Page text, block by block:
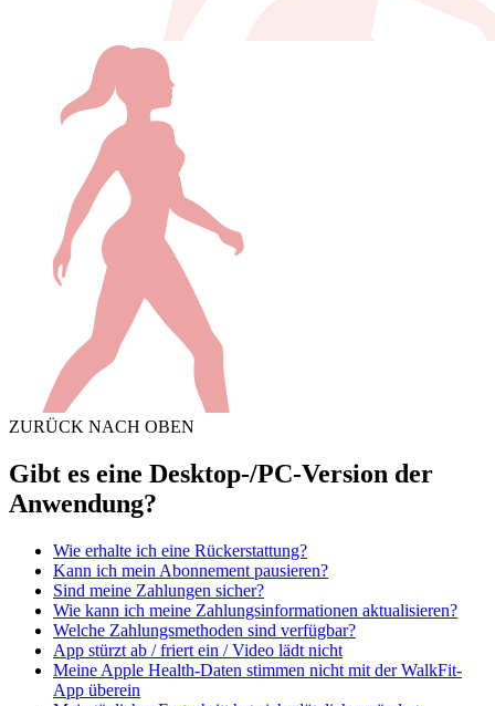
ZURÜCK NACH OBEN
Gibt es eine Desktop-/PC-Version der
Anwendung?
Wie erhalte ich eine Rückerstattung?
Kann ich mein Abonnement pausieren?
Sind meine Zahlungen sicher?
Wie kann ich meine Zahlungsinformationen aktualisieren?
Welche Zahlungsmethoden sind verfügbar?
App stürzt ab / friert ein / Video lädt nicht
Meine Apple Health-Daten stimmen nicht mit der WalkFit-
App überein